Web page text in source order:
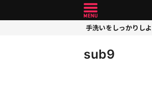
手洗いをしっかりし
sub9